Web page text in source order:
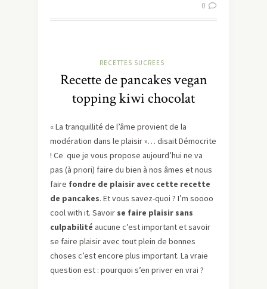
0
RECETTES SUCREES
Recette de pancakes vegan
topping kiwi chocolat
« La tranquillité de l’âme provient de la
modération dans le plaisir »… disait Démocrite
! Ce que je vous propose aujourd’hui ne va
pas (à priori) faire du bien à nos âmes et nous
faire fondre de plaisir avec cette recette
de pancakes. Et vous savez-quoi ? I’m soooo
cool with it. Savoir se faire plaisir sans
culpabilité aucune c’est important et savoir
se faire plaisir avec tout plein de bonnes
choses c’est encore plus important. La vraie
question est : pourquoi s’en priver en vrai ?